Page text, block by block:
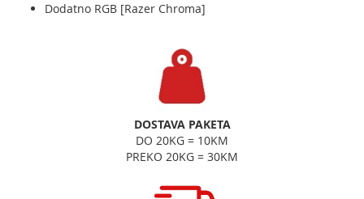
Dodatno RGB [Razer Chroma]
DOSTAVA PAKETA
DO 20KG = 10KM
PREKO 20KG = 30KM